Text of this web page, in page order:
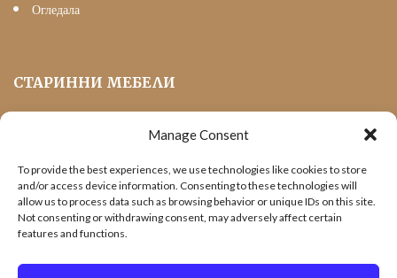
Manage Consent
To provide the best experiences, we use technologies like cookies to store
and/or access device information. Consenting to these technologies will
allow us to process data such as browsing behavior or unique IDs on this site.
Not consenting or withdrawing consent, may adversely affect certain
features and functions.
Огледала
СТАРИННИ МЕБЕЛИ
Трапезни маси и столове
Шкафове и витрини